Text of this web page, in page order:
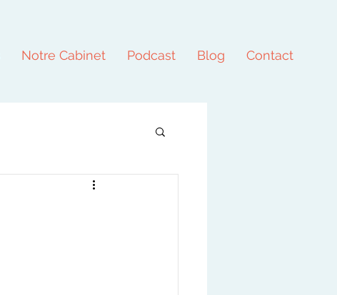
Notre Cabinet Podcast Blog Contact